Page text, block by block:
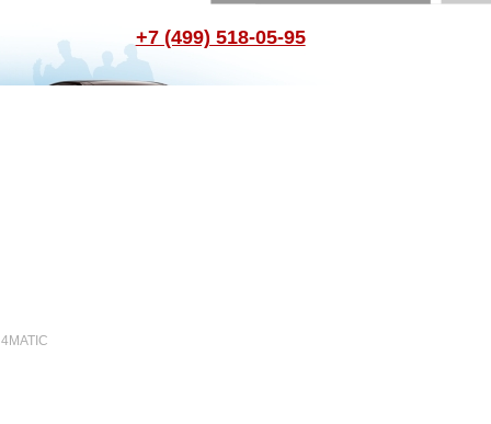
+7 (499) 518-05-95